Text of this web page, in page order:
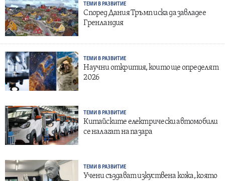
ТЕМИ В РАЗВИТИЕ
Според Дания Тръмп иска да завладее
Гренландия
ТЕМИ В РАЗВИТИЕ
Научни открития, които ще определят
2026
ТЕМИ В РАЗВИТИЕ
Китайските електрически автомобили
се налагат на пазара
ТЕМИ В РАЗВИТИЕ
Учени създават изкуствена кожа, която